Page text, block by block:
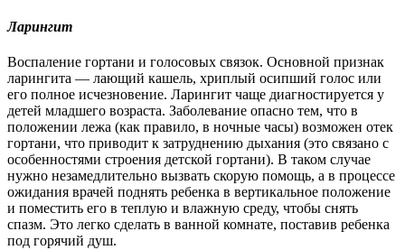
Ларингит
Воспаление гортани и голосовых связок. Основной признак
ларингита — лающий кашель, хриплый осипший голос или
его полное исчезновение. Ларингит чаще диагностируется у
детей младшего возраста. Заболевание опасно тем, что в
положении лежа (как правило, в ночные часы) возможен отек
гортани, что приводит к затруднению дыхания (это связано с
особенностями строения детской гортани). В таком случае
нужно незамедлительно вызвать скорую помощь, а в процессе
ожидания врачей поднять ребенка в вертикальное положение
и поместить его в теплую и влажную среду, чтобы снять
спазм. Это легко сделать в ванной комнате, поставив ребенка
под горячий душ.